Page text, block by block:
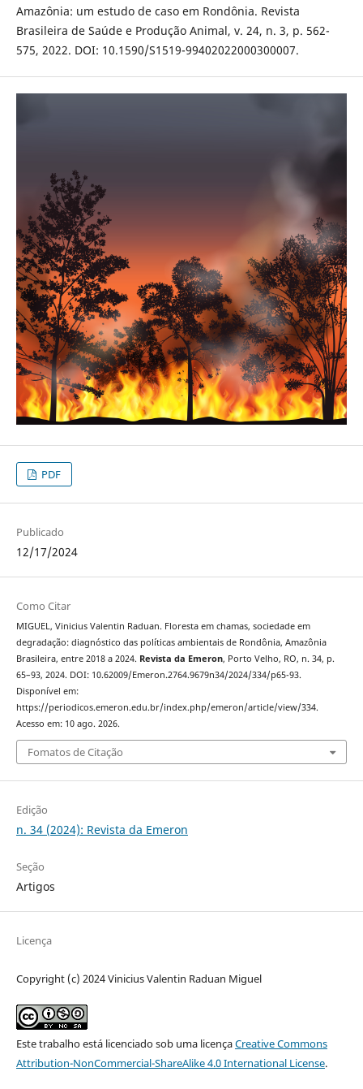
Amazônia: um estudo de caso em Rondônia. Revista
Brasileira de Saúde e Produção Animal, v. 24, n. 3, p. 562-
575, 2022. DOI: 10.1590/S1519-99402022000300007.
PDF
Publicado
12/17/2024
Como Citar
MIGUEL, Vinicius Valentin Raduan. Floresta em chamas, sociedade em
degradação: diagnóstico das políticas ambientais de Rondônia, Amazônia
Brasileira, entre 2018 a 2024. Revista da Emeron, Porto Velho, RO, n. 34, p.
65–93, 2024. DOI: 10.62009/Emeron.2764.9679n34/2024/334/p65-93.
Disponível em:
https://periodicos.emeron.edu.br/index.php/emeron/article/view/334.
Acesso em: 10 ago. 2026.
Fomatos de Citação
Edição
n. 34 (2024): Revista da Emeron
Seção
Artigos
Licença
Copyright (c) 2024 Vinicius Valentin Raduan Miguel
Este trabalho está licenciado sob uma licençaCreative Commons
Attribution-NonCommercial-ShareAlike 4.0 International License.